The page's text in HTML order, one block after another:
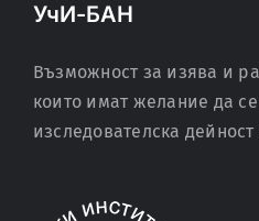
УчИ-БАН
Възможност за изява и
които имат желание да
изследователска